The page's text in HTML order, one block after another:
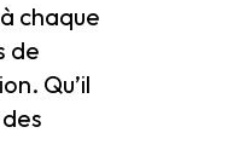
chaque
de
Qu’il